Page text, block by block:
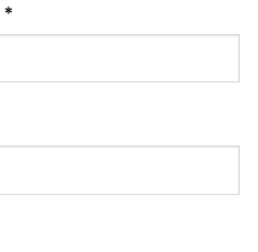
*
buộc